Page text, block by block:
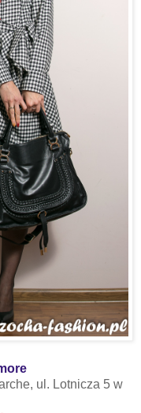
ul. Lotnicza 5 w